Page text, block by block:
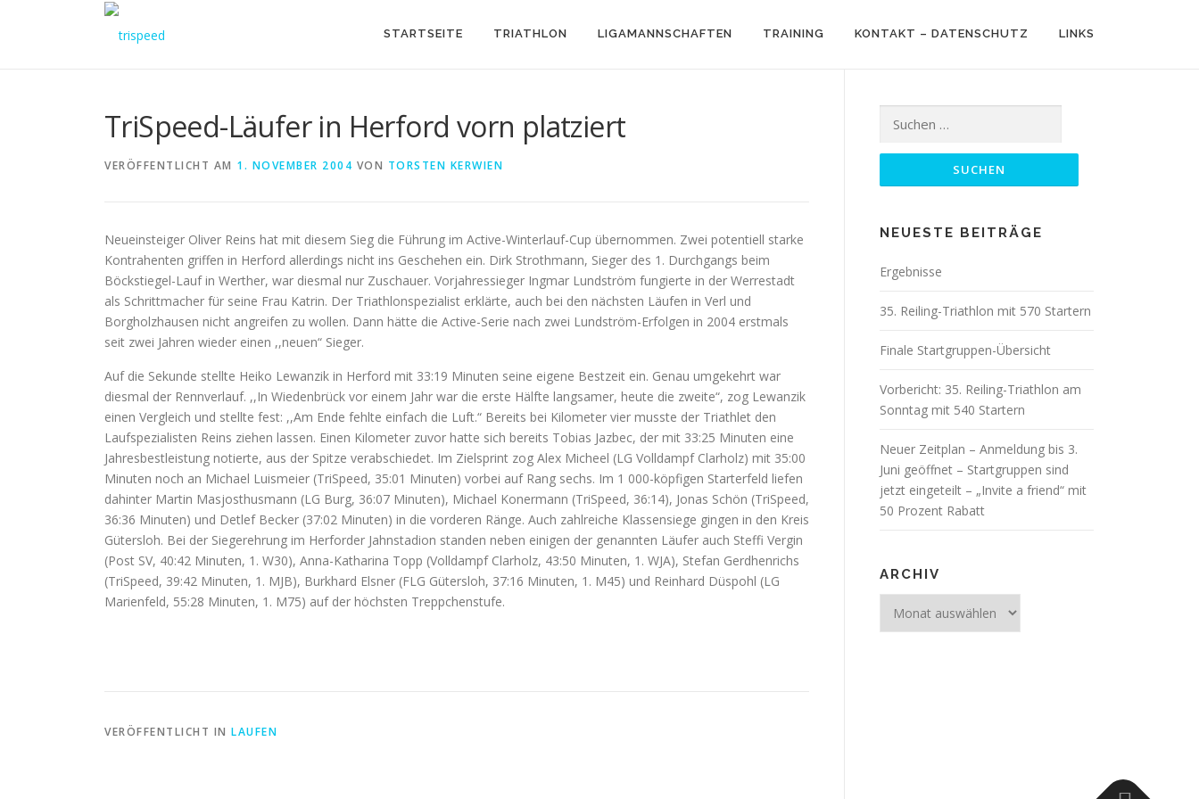
STARTSEITE TRIATHLON LIGAMANNSCHAFTEN TRAINING KONTAKT – DATENSCHUTZ LINKS
TriSpeed-Läufer in Herford vorn platziert
VERÖFFENTLICHT AM 1. NOVEMBER 2004 VON TORSTEN KERWIEN
Neueinsteiger Oliver Reins hat mit diesem Sieg die Führung im Active-Winterlauf-Cup übernommen. Zwei potentiell starke
Kontrahenten griffen in Herford allerdings nicht ins Geschehen ein. Dirk Strothmann, Sieger des 1. Durchgangs beim
Böckstiegel-Lauf in Werther, war diesmal nur Zuschauer. Vorjahressieger Ingmar Lundström fungierte in der Werrestadt
als Schrittmacher für seine Frau Katrin. Der Triathlonspezialist erklärte, auch bei den nächsten Läufen in Verl und
Borgholzhausen nicht angreifen zu wollen. Dann hätte die Active-Serie nach zwei Lundström-Erfolgen in 2004 erstmals
seit zwei Jahren wieder einen ,,neuen“ Sieger.
Auf die Sekunde stellte Heiko Lewanzik in Herford mit 33:19 Minuten seine eigene Bestzeit ein. Genau umgekehrt war
diesmal der Rennverlauf. ,,In Wiedenbrück vor einem Jahr war die erste Hälfte langsamer, heute die zweite“, zog Lewanzik
einen Vergleich und stellte fest: ,,Am Ende fehlte einfach die Luft.“ Bereits bei Kilometer vier musste der Triathlet den
Laufspezialisten Reins ziehen lassen. Einen Kilometer zuvor hatte sich bereits Tobias Jazbec, der mit 33:25 Minuten eine
Jahresbestleistung notierte, aus der Spitze verabschiedet. Im Zielsprint zog Alex Micheel (LG Volldampf Clarholz) mit 35:00
Minuten noch an Michael Luismeier (TriSpeed, 35:01 Minuten) vorbei auf Rang sechs. Im 1 000-köpfigen Starterfeld liefen
dahinter Martin Masjosthusmann (LG Burg, 36:07 Minuten), Michael Konermann (TriSpeed, 36:14), Jonas Schön (TriSpeed,
36:36 Minuten) und Detlef Becker (37:02 Minuten) in die vorderen Ränge. Auch zahlreiche Klassensiege gingen in den Kreis
Gütersloh. Bei der Siegerehrung im Herforder Jahnstadion standen neben einigen der genannten Läufer auch Steffi Vergin
(Post SV, 40:42 Minuten, 1. W30), Anna-Katharina Topp (Volldampf Clarholz, 43:50 Minuten, 1. WJA), Stefan Gerdhenrichs
(TriSpeed, 39:42 Minuten, 1. MJB), Burkhard Elsner (FLG Gütersloh, 37:16 Minuten, 1. M45) und Reinhard Düspohl (LG
Marienfeld, 55:28 Minuten, 1. M75) auf der höchsten Treppchenstufe.
VERÖFFENTLICHT IN LAUFEN
nach:
NEUESTE BEITRÄGE
Ergebnisse
35. Reiling-Triathlon mit 570 Startern
Finale Startgruppen-Übersicht
Vorbericht: 35. Reiling-Triathlon am
Sonntag mit 540 Startern
Neuer Zeitplan – Anmeldung bis 3.
Juni geöffnet – Startgruppen sind
jetzt eingeteilt – „Invite a friend“ mit
50 Prozent Rabatt
ARCHIV